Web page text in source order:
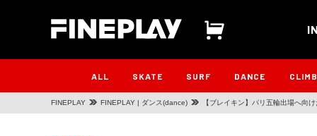
ALL SKATE SURF DANCE CLIMB
FINEPLAY FINEPLAY | ダンス(dance) 【ブレイキン】パリ五輪出場へ向